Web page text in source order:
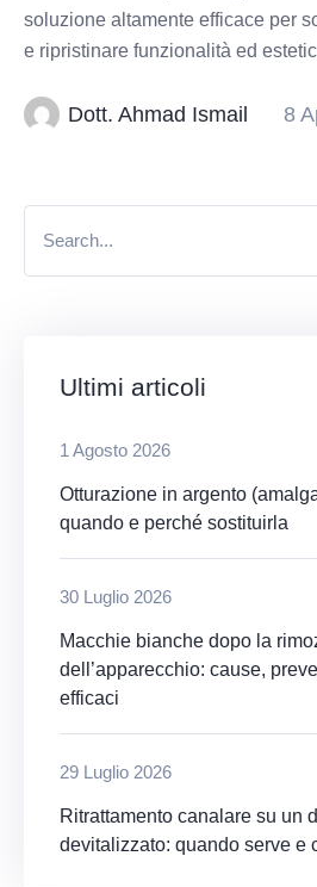
soluzione altamente efficace per
e ripristinare funzionalità ed
Dott. Ahmad Ismail 8
Ultimi articoli
1 Agosto 2026
Otturazione in argento
quando e perché sostituirla
30 Luglio 2026
Macchie bianche dopo la
dell’apparecchio: cause,
efficaci
29 Luglio 2026
Ritrattamento canalare su un
devitalizzato: quando serve e